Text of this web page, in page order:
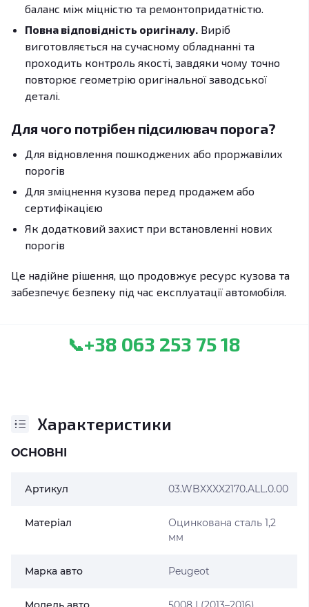
баланс між міцністю та ремонтопридатністю.
Повна відповідність оригіналу. Виріб
виготовляється на сучасному обладнанні та
проходить контроль якості, завдяки чому точно
повторює геометрію оригінальної заводської
деталі.
Для чого потрібен підсилювач порога?
Для відновлення пошкоджених або проржавілих
порогів
Для зміцнення кузова перед продажем або
сертифікацією
Як додатковий захист при встановленні нових
порогів
Це надійне рішення, що продовжує ресурс кузова та
забезпечує безпеку під час експлуатації автомобіля.
📞+38 063 253 75 18
Характеристики
ОСНОВНІ
Артикул 03.WBXXXX2170.ALL.0.00
Матеріал
Оцинкована сталь 1,2
мм
Марка авто Peugeot